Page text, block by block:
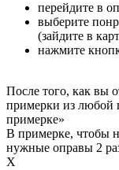
перейдите в
выберите
(зайдите в
нажмите
После того, как вы
примерки из любой
примерке»
В примерке, чтобы
нужные оправы 2
X